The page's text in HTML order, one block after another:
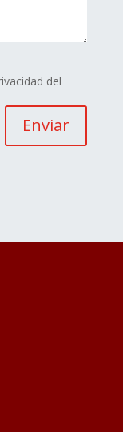
del
Enviar